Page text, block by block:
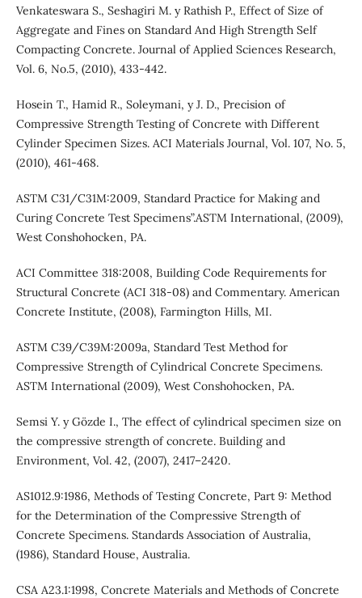
Venkateswara S., Seshagiri M. y Rathish P., Effect of Size of
Aggregate and Fines on Standard And High Strength Self
Compacting Concrete. Journal of Applied Sciences Research,
Vol. 6, No.5, (2010), 433-442.
Hosein T., Hamid R., Soleymani, y J. D., Precision of
Compressive Strength Testing of Concrete with Different
Cylinder Specimen Sizes. ACI Materials Journal, Vol. 107, No. 5,
(2010), 461-468.
ASTM C31/C31M:2009, Standard Practice for Making and
Curing Concrete Test Specimens”.ASTM International, (2009),
West Conshohocken, PA.
ACI Committee 318:2008, Building Code Requirements for
Structural Concrete (ACI 318-08) and Commentary. American
Concrete Institute, (2008), Farmington Hills, MI.
ASTM C39/C39M:2009a, Standard Test Method for
Compressive Strength of Cylindrical Concrete Specimens.
ASTM International (2009), West Conshohocken, PA.
Semsi Y. y Gözde I., The effect of cylindrical specimen size on
the compressive strength of concrete. Building and
Environment, Vol. 42, (2007), 2417–2420.
AS1012.9:1986, Methods of Testing Concrete, Part 9: Method
for the Determination of the Compressive Strength of
Concrete Specimens. Standards Association of Australia,
(1986), Standard House, Australia.
CSA A23.1:1998, Concrete Materials and Methods of Concrete